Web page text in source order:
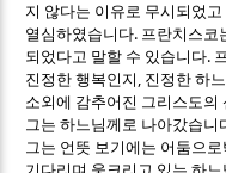
지 않다는 이유로 무시되었
열심하였습니다. 프란치스코
되었다고 말할 수 있습니다.
진정한 행복인지 , 진정한 하
소외에 감추어진 그리스도의
그는 하느님께로 나아갔습니
그는 언뜻 보기에는 어둠으